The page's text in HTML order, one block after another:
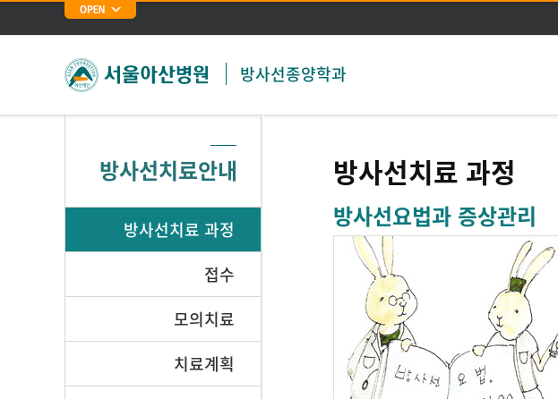
방사선종양학과
방사선치료안내
방사선치료 과정
접수
모의치료
치료계획
방사선치료 과정
방사선요법과 증상관리